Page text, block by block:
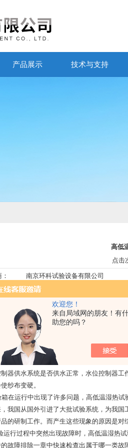
欢迎您！
来自局域网的朋友！有
助您的吗？
产品展示 技术与支持
高低
点击
南京环科试验设备有限公司
：
试验箱在做湿电器控制，要是加湿系统不
：可能是湿球传感器上的纱布干燥引起
器供水系统是否供水正常，水位控制器
纱布变硬。
运行中出现了许多问题，高低温湿热试
我国从国外引进了大批试验系统，为我
的研制工作。而产生这些现象的原因是对
行过程中突然出现故障时，高低温湿热
故障排除一章中快速检查出属于哪一类